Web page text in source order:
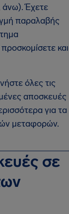
άνω). Έχετε
παραλαβής
και
όλες τις
αποσκευές
για τα
μεταφορών.
σε